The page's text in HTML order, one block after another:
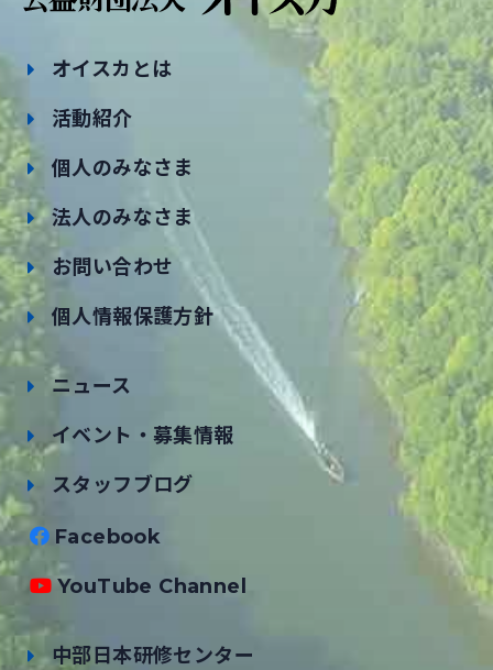
オイスカとは
活動紹介
個人のみなさま
法人のみなさま
お問い合わせ
個人情報保護方針
ニュース
イベント・募集情報
スタッフブログ
Facebook
YouTube Channel
中部日本研修センター